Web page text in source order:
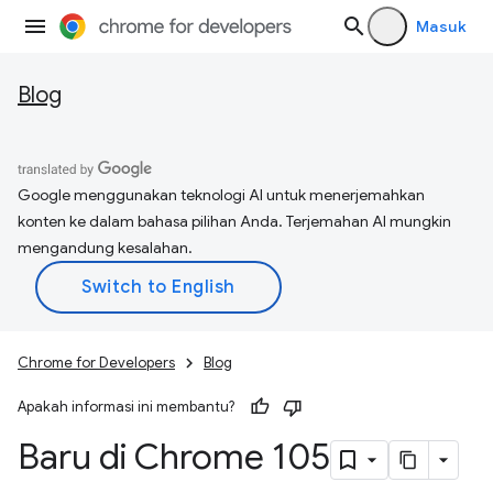
Masuk
Blog
Google menggunakan teknologi AI untuk menerjemahkan
konten ke dalam bahasa pilihan Anda. Terjemahan AI mungkin
mengandung kesalahan.
Chrome for Developers Blog
Apakah informasi ini membantu?
Baru di Chrome 105